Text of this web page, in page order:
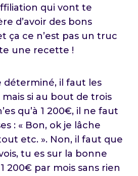
qui vont te
d’avoir des bons
ça ce n’est pas un truc
une recette !
déterminé, il faut les
si au bout de trois
qu’à 1 200€, il ne faut
: « Bon, ok je lâche
tout etc. ». Non, il faut que
tu es sur la bonne
200€ par mois sans rien